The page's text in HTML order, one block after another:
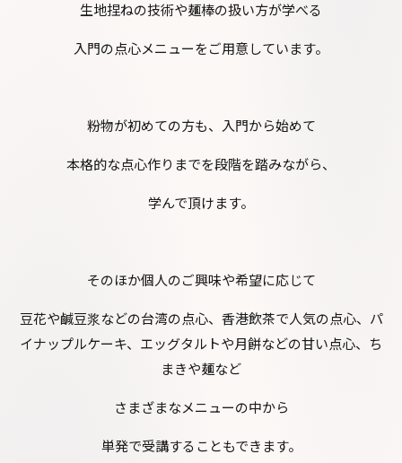
生地捏ねの技術や麺棒の扱い方が学べる
入門の点心メニューをご用意しています。
粉物が初めての方も、入門から始めて
本格的な点心作りまでを段階を踏みながら、
学んで頂けます。
そのほか個人のご興味や希望に応じて
豆花や鹹豆浆などの台湾の点心、香港飲茶で人気の点心、パ
イナップルケーキ、エッグタルトや月餅などの甘い点心、ち
まきや麺など
さまざまなメニューの中から
単発で受講することもできます。